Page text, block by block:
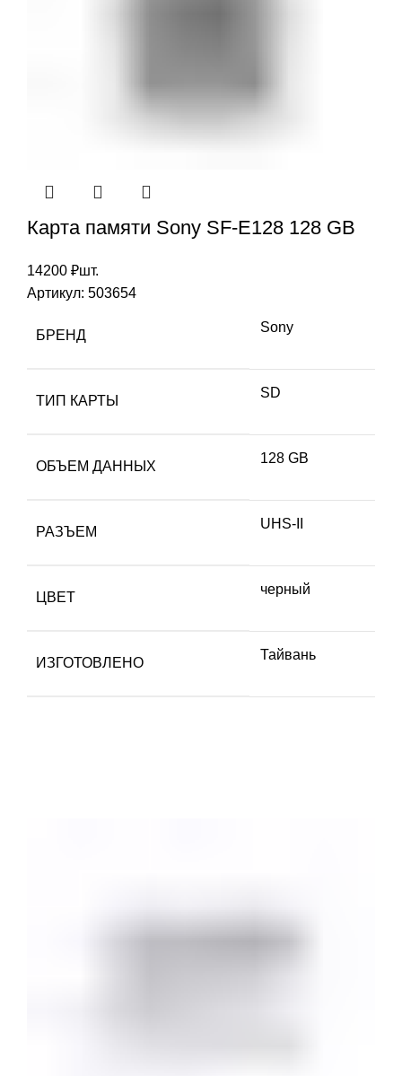
Карта памяти Sony SF-E128 128 GB
14200 ₽шт.
Артикул: 503654
БРЕНД
Sony
ТИП КАРТЫ
SD
ОБЪЕМ ДАННЫХ
128 GB
РАЗЪЕМ
UHS-II
ЦВЕТ
черный
ИЗГОТОВЛЕНО
Тайвань